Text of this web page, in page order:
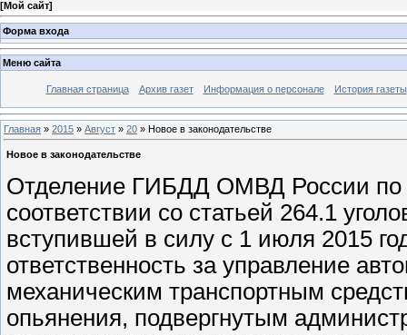
[Мой сайт]
Форма входа
Меню сайта
Главная страница Архив газет Информация о персонале История газеты
Главная » 2015 » Август » 20 » Новое в законодательстве
Новое в законодательстве
Отделение ГИБДД ОМВД России по
соответствии со статьей 264.1
вступившей в силу с 1 июля 2015
ответственность за управление
механическим транспортным
опьянения, подвергнутым